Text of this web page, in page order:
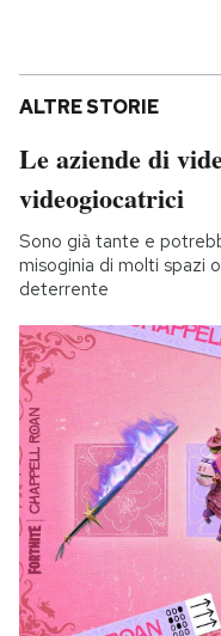
ALTRE STORIE
Le aziende di
videogiocatrici
Sono già tante e
misoginia di molti spazi
deterrente